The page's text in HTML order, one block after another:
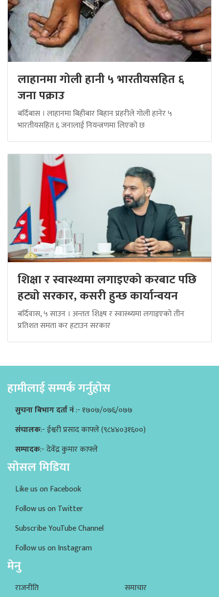
लाहानमा गोली हानी ५ भारतीयसहित ६
जना पक्राउ
बर्दिबास । लाहानमा बिहीबार बिहान प्रहरीले गोली हानेर ५
भारतीयसहित ६ जनालाई नियन्त्रणमा लिएको छ
शिक्षा र स्वास्थ्यमा लगाइएको करबाट पछि
हट्यो सरकार, कसरी हुन्छ कार्यान्वयन
बर्दिवास, ५ साउन । अन्ततः शिक्ष्ष र स्वास्थ्यमा लगाइएको तीन
प्रतिशत समता कर हटाउन सरकार
हामीलाई सम्पर्क गर्नुहोस
सुचना बिभाग दर्ता नं:- १७०७/०७६/०७७
संचालक:- ईश्वरी प्रसाद काफ्ले (९८४४०३१६००)
सम्पादक:- देवेंद्र कुमार काफ्ले
सोसल मिडिया
Like us on Facebook
Follow us on Twitter
Subscribe YouTube Channel
Follow us on Instagram
मेनु
राजनीति समाचार